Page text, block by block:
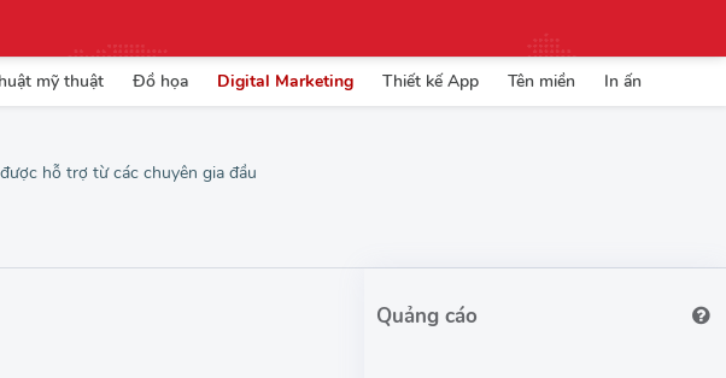
mỹ thuật Đồ họa Digital Marketing Thiết kế App Tên miền In ấn
hỗ trợ từ các chuyên gia đầu